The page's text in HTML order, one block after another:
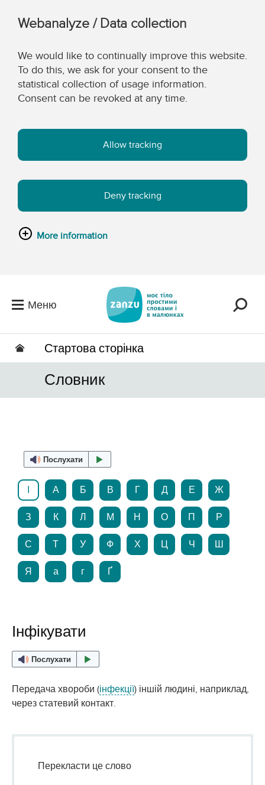
Webanalyze / Data collection
We would like to continually improve this website.
To do this, we ask for your consent to the
statistical collection of usage information.
Consent can be revoked at any time.
Allow tracking
Deny tracking
More information
Меню
Стартова сторінка
Словник
Послухати
А Б В Г Д Е Ж
З К Л М Н О П Р
С Т У Ф Х Ц Ч Ш
Я а г Ґ
Інфікувати
Послухати
Передача хвороби (інфекції) іншій людині, наприклад,
через статевий контакт.
Перекласти це слово